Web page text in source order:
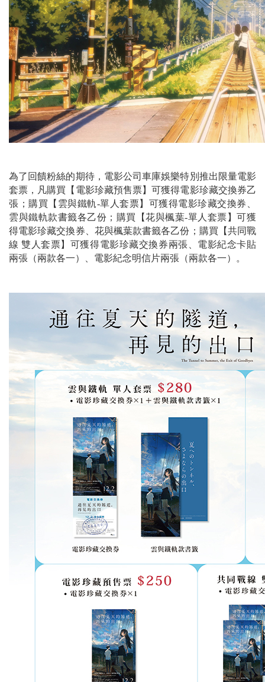
為了回饋粉絲的期待，電影公司車庫娛樂特別推出限量電影
套票，凡購買【電影珍藏預售票】可獲得電影珍藏交換券乙
張；購買【雲與鐵軌-單人套票】可獲得電影珍藏交換券、
雲與鐵軌款書籤各乙份；購買【花與楓葉-單人套票】可獲
得電影珍藏交換券、花與楓葉款書籤各乙份；購買【共同戰
線 雙人套票】可獲得電影珍藏交換券兩張、電影紀念卡貼
兩張（兩款各一）、電影紀念明信片兩張（兩款各一）。